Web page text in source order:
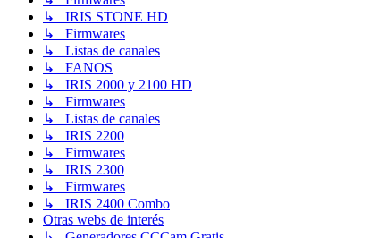
↳ IRIS STONE HD
↳ Firmwares
↳ Listas de canales
↳ FANOS
↳ IRIS 2000 y 2100 HD
↳ Firmwares
↳ Listas de canales
↳ IRIS 2200
↳ Firmwares
↳ IRIS 2300
↳ Firmwares
↳ IRIS 2400 Combo
Otras webs de interés